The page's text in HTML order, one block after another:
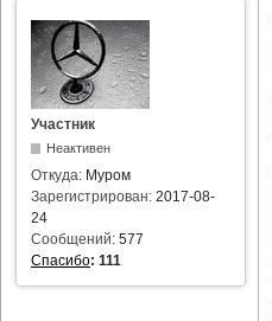
Участник
Неактивен
Откуда: Муром
Зарегистрирован: 2017-08-
24
Сообщений: 577
Спасибо: 111